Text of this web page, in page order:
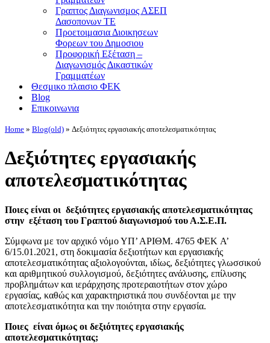
Γραπτος Διαγωνισμος ΑΣΕΠ
Δασοπονων ΤΕ
Προετοιμασια Διοικησεων
Φορεων του Δημοσιου
Προφορική Εξέταση –
Διαγωνισμός Δικαστικών
Γραμματέων
Θεσμικο πλαισιο ΦΕΚ
Blog
Επικοινωνια
Home » Blog(old) » Δεξιότητες εργασιακής αποτελεσματικότητας
Δεξιότητες εργασιακής
αποτελεσματικότητας
Ποιες είναι οι δεξιότητες εργασιακής αποτελεσματικότητας
στην εξέταση του Γραπτού διαγωνισμού του Α.Σ.Ε.Π.
Σύμφωνα με τον αρχικό νόμο ΥΠ’ ΑΡΙΘΜ. 4765 ΦΕΚ A’
6/15.01.2021, στη δοκιμασία δεξιοτήτων και εργασιακής
αποτελεσματικότητας αξιολογούνται, ιδίως, δεξιότητες γλωσσικού
και αριθμητικού συλλογισμού, δεξιότητες ανάλυσης, επίλυσης
προβλημάτων και ιεράρχησης προτεραιοτήτων στον χώρο
εργασίας, καθώς και χαρακτηριστικά που συνδέονται με την
αποτελεσματικότητα και την ποιότητα στην εργασία.
Ποιες είναι όμως οι δεξιότητες εργασιακής
αποτελεσματικότητας;